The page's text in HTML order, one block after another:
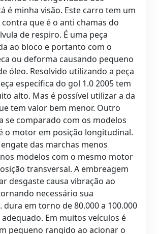
é minha visão. Este carro tem um
que é o anti chamas do
de respiro. É uma peça
ao bloco e portanto com o
ou deforma causando pequeno
óleo. Resolvido utilizando a peça
específica do gol 1.0 2005 tem
alto. Mas é possível utilizar a da
tem valor bem menor. Outro
se comparado com os modelos
o motor em posição longitudinal.
das marchas menos
modelos com o mesmo motor
transversal. A embreagem
desgaste causa vibração ao
necessário sua
em torno de 80.000 a 100.000
Em muitos veículos é
pequeno rangido ao acionar o